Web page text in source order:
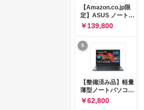
テリー駆動12.6時間
重量1.39kg ルナグレ
ー 83K9003JJP ノー
トPC
【Amazon.co.jp限
定】ASUS ノートパ
ソコン Vivobook 15
M1502NAQ 15.6イ
ンチ AMD Ryzen 7
170 メモリ16GB
SSD 512GB
Microsoft 365
Personal (24か月版)
搭載 Windows 11 重
量1.7kg Wi-Fi 6E ク
ワイエットブルー
M1502NAQ-
￥139,800
5
【整備済み品】軽量
薄型ノートパソコン
dynabook G83 ■
13.3型
￥62,800